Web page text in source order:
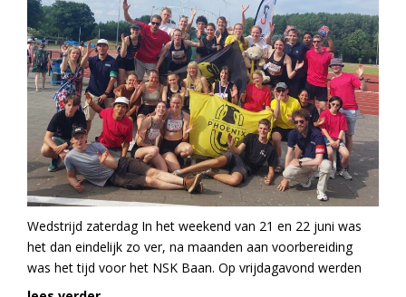
Wedstrijd zaterdag In het weekend van 21 en 22 juni was
het dan eindelijk zo ver, na maanden aan voorbereiding
was het tijd voor het NSK Baan. Op vrijdagavond werden